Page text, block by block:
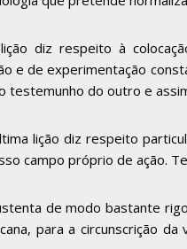
diz respeito à
e de experimentação
testemunho do outro e
lição diz respeito
campo próprio de ação.
de modo bastante
para a circunscrição